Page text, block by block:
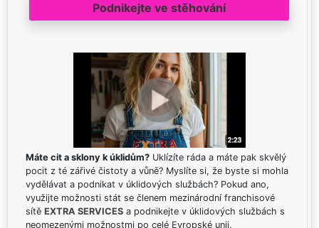
Podnikejte ve stěhování
Máte cit a sklony k úklidům? Uklízíte ráda a máte pak skvělý
pocit z té zářivé čistoty a vůně? Myslíte si, že byste si mohla
vydělávat a podnikat v úklidových službách? Pokud ano,
využijte možnosti stát se členem mezinárodní franchisové
sítě EXTRA SERVICES a podnikejte v úklidových službách s
neomezenými možnostmi po celé Evropské unii.